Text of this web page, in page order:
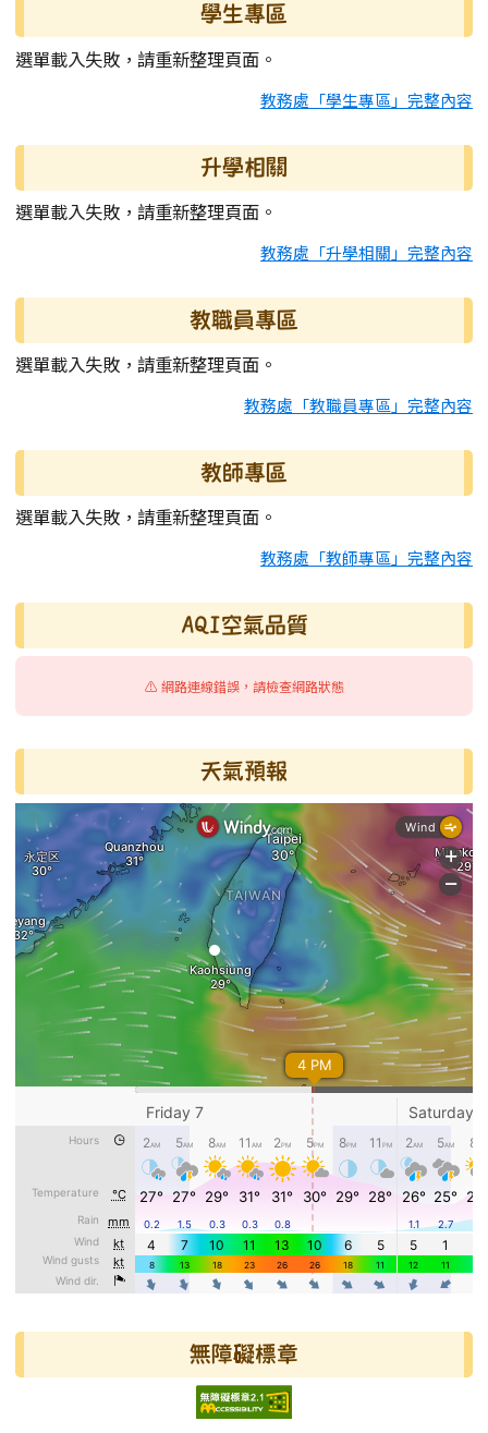
學生專區
選單載入失敗，請重新整理頁面。
教務處「學生專區」完整內容
升學相關
選單載入失敗，請重新整理頁面。
教務處「升學相關」完整內容
教職員專區
選單載入失敗，請重新整理頁面。
教務處「教職員專區」完整內容
教師專區
選單載入失敗，請重新整理頁面。
教務處「教師專區」完整內容
AQI空氣品質
⚠️ 網路連線錯誤，請檢查網路狀態
天氣預報
無障礙標章